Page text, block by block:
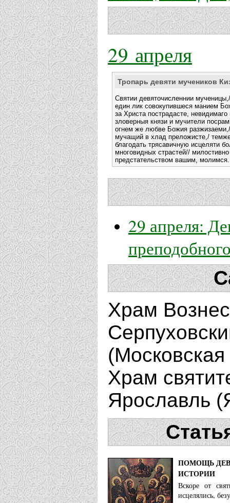
29 апреля
Тропарь девяти мучеников
Святии девяточисленнии
един лик совокупившеся манием
за Христа пострадасте, невидимаго
зловерныя князи и мучители
огнем же любве Божия
мучащий в хлад преложисте,/
благодать трясавичную исцеляти
многовидных страстей//
предстательством вашим, молимся.
29 апреля:
Храм
Храм
Ярославль
ПОМОЩЬ
ИСТОРИИ
Вскоре от
исцелялись,